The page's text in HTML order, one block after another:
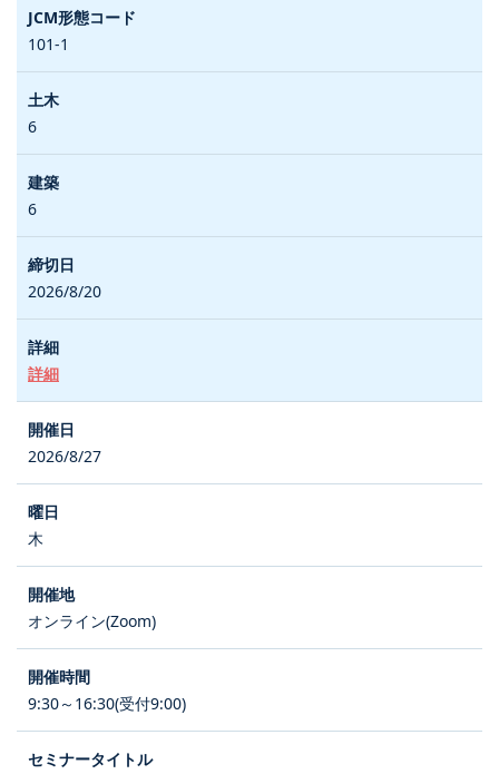
101-1
6
6
2026/8/20
詳細
2026/8/27
木
オンライン(Zoom)
9:30～16:30(受付9:00)